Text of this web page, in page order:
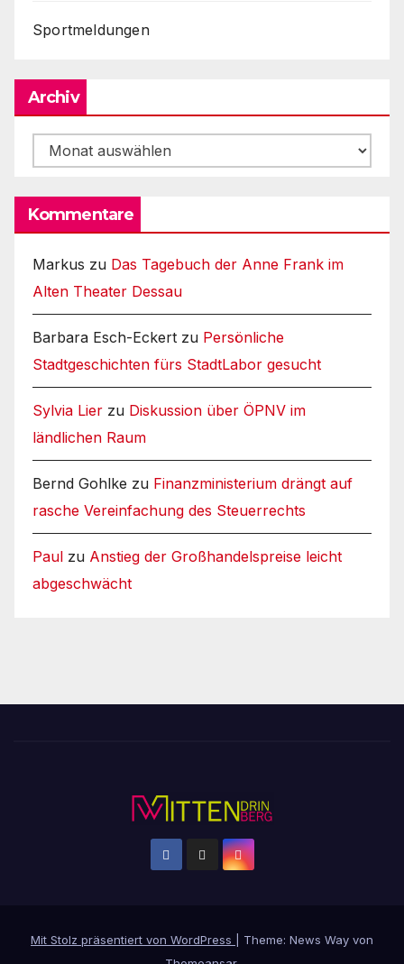
Sportmeldungen
Archiv
Archiv
Kommentare
Markus zu Das Tagebuch der Anne Frank im
Alten Theater Dessau
Barbara Esch-Eckert zu Persönliche
Stadtgeschichten fürs StadtLabor gesucht
Sylvia Lier zu Diskussion über ÖPNV im
ländlichen Raum
Bernd Gohlke zu Finanzministerium drängt auf
rasche Vereinfachung des Steuerrechts
Paul zu Anstieg der Großhandelspreise leicht
abgeschwächt
Mit Stolz präsentiert von WordPress
Theme: News Way von